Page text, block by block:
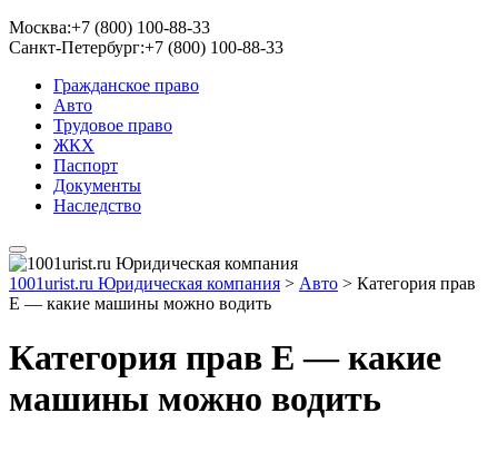
Москва:+7 (800) 100-88-33
Санкт-Петербург:+7 (800) 100-88-33
Гражданское право
Авто
Трудовое право
ЖКХ
Паспорт
Документы
Наследство
1001urist.ru Юридическая компания > Авто > Категория прав
Е — какие машины можно водить
Категория прав Е — какие
машины можно водить